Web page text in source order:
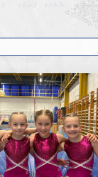
ahol több
Gál Kristóf
az ifjúsági
fokára
szerzett,
a versenyt.
jól mutatja azt a
hátteret, amely a
és edzőjének az